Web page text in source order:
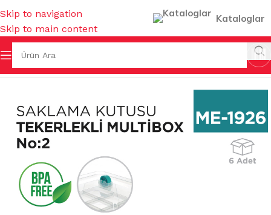
Skip to navigation
Skip to main content
Kataloglar
EŞYALARI SAKLAMA KUTULARI & BAKLİYAT KOVALARI